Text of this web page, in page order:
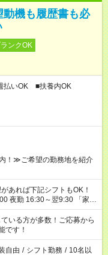
機も履歴書も必
ンクOK
払いOK ■扶養内OK
！≫ご希望の勤務地を紹介
16:30～翌9:30 「家族
て夕飯の準備がしたい」
、ご希望を教えてください
計で週40時間を超える場
いる方が多数！ご応募から
です！
自由 / シフト勤務 / 10名以